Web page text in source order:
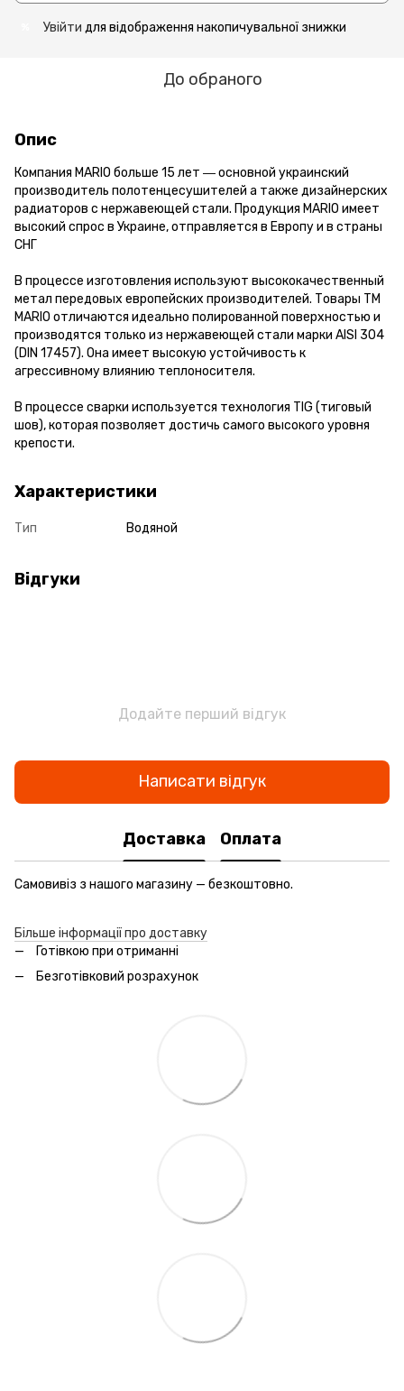
Увійти для відображення накопичувальної знижки
До обраного
Опис
Компания MARIO больше 15 лет ― основной украинский
производитель полотенцесушителей а также дизайнерских
радиаторов с нержавеющей стали. Продукция MARIO имеет
высокий спрос в Украине, отправляется в Европу и в страны
СНГ
В процессе изготовления используют высококачественный
метал передовых европейских производителей. Товары ТМ
MARIO отличаются идеально полированной поверхностью и
производятся только из нержавеющей стали марки AISI 304
(DIN 17457). Она имеет высокую устойчивость к
агрессивному влиянию теплоносителя.
В процессе сварки используется технология TIG (тиговый
шов), которая позволяет достичь самого высокого уровня
крепости.
Характеристики
Тип Водяной
Відгуки
Додайте перший відгук
Написати відгук
Доставка Оплата
Самовивіз з нашого магазину — безкоштовно.
Більше інформації про доставку
Готівкою при отриманні
Безготівковий розрахунок